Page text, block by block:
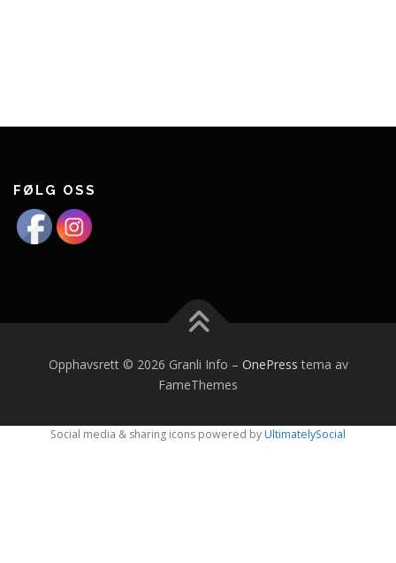
FØLG OSS
Opphavsrett © 2026 Granli Info – OnePress tema av
FameThemes
Social media & sharing icons powered byUltimatelySocial